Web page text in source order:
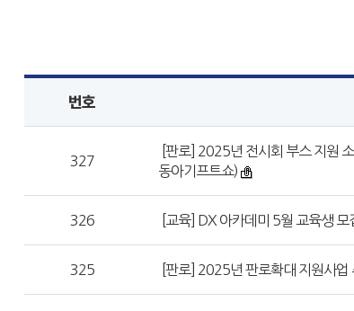
번호
327
[판로] 2025년 전시회 부스 지원
동아기프트쇼)
326 [교육] DX 아카데미 5월 교육생 모
325 [판로] 2025년 판로확대 지원사